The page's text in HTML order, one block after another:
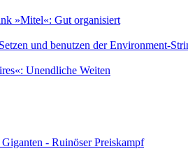
»Mitel«: Gut organisiert
und benutzen der Environment-
Unendliche Weiten
- Ruinöser Preiskampf